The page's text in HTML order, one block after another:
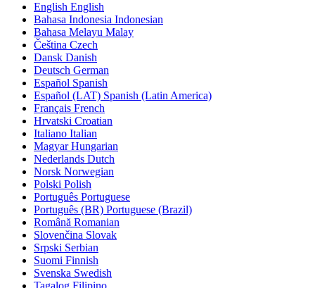
English English
Bahasa Indonesia Indonesian
Bahasa Melayu Malay
Čeština Czech
Dansk Danish
Deutsch German
Español Spanish
Español (LAT) Spanish (Latin America)
Français French
Hrvatski Croatian
Italiano Italian
Magyar Hungarian
Nederlands Dutch
Norsk Norwegian
Polski Polish
Português Portuguese
Português (BR) Portuguese (Brazil)
Română Romanian
Slovenčina Slovak
Srpski Serbian
Suomi Finnish
Svenska Swedish
Tagalog Filipino